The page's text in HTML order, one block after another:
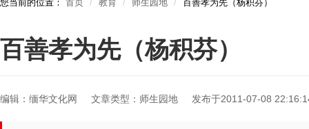
您当前的位置： 首页 教育 师生园地 百善孝为先（杨积芬）
百善孝为先（杨积芬）
编辑：缅华文化网 文章类型：师生园地 发布于2011-07-08